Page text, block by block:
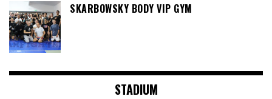
SKARBOWSKY BODY VIP GYM
STADIUM